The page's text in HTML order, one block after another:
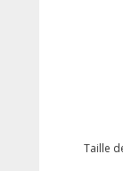
Taille